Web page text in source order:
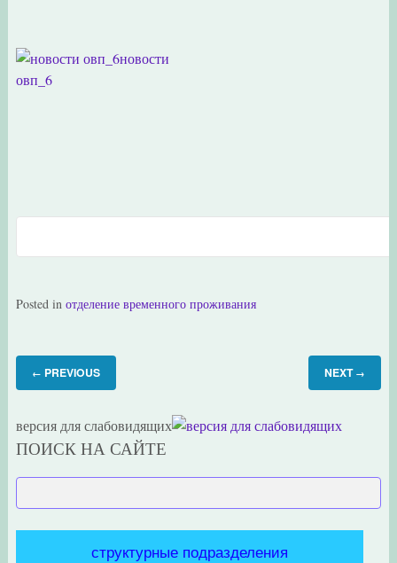
новости
овп_6
Posted in отделение временного проживания
← PREVIOUS NEXT →
версия для слабовидящих
ПОИСК НА САЙТЕ
структурные подразделения